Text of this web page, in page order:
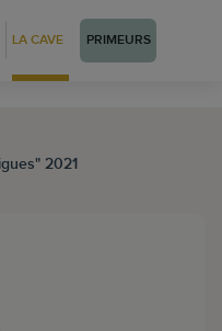
LA CAVE PRIMEURS
2021